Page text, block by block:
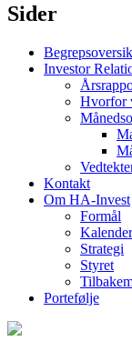
Sider
Investor
Hvorfor
Kontakt
Om HA-Invest
Formål
Kalender
Strategi
Styret
Portefølje